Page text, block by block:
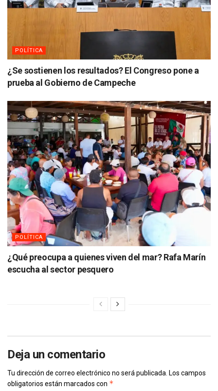
POLÍTICA
¿Se sostienen los resultados? El Congreso pone a
prueba al Gobierno de Campeche
POLÍTICA
¿Qué preocupa a quienes viven del mar? Rafa Marín
escucha al sector pesquero
Deja un comentario
Tu dirección de correo electrónico no será publicada. Los campos
obligatorios están marcados con *